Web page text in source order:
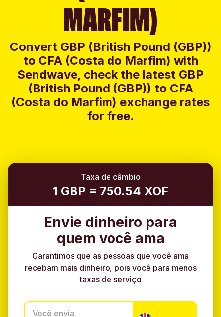
MARFIM)
Convert GBP (British Pound (GBP))
to CFA (Costa do Marfim) with
Sendwave, check the latest GBP
(British Pound (GBP)) to CFA
(Costa do Marfim) exchange rates
for free.
Taxa de câmbio
1 GBP = 750.54 XOF
Envie dinheiro para
quem você ama
Garantimos que as pessoas que você ama
recebam mais dinheiro, pois você para menos
taxas de serviço
Você envia